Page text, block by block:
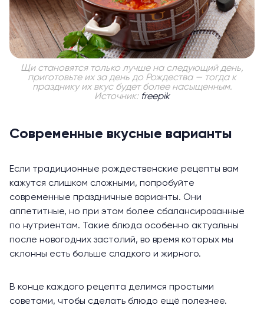
Щи становятся только лучше на следующий день,
приготовьте их за день до Рождества — тогда к
празднику их вкус будет более насыщенным.
Источник: freepik
Современные вкусные варианты
Если традиционные рождественские рецепты вам
кажутся слишком сложными, попробуйте
современные праздничные варианты. Они
аппетитные, но при этом более сбалансированные
по нутриентам. Такие блюда особенно актуальны
после новогодних застолий, во время которых мы
склонны есть больше сладкого и жирного.
В конце каждого рецепта делимся простыми
советами, чтобы сделать блюдо ещё полезнее.